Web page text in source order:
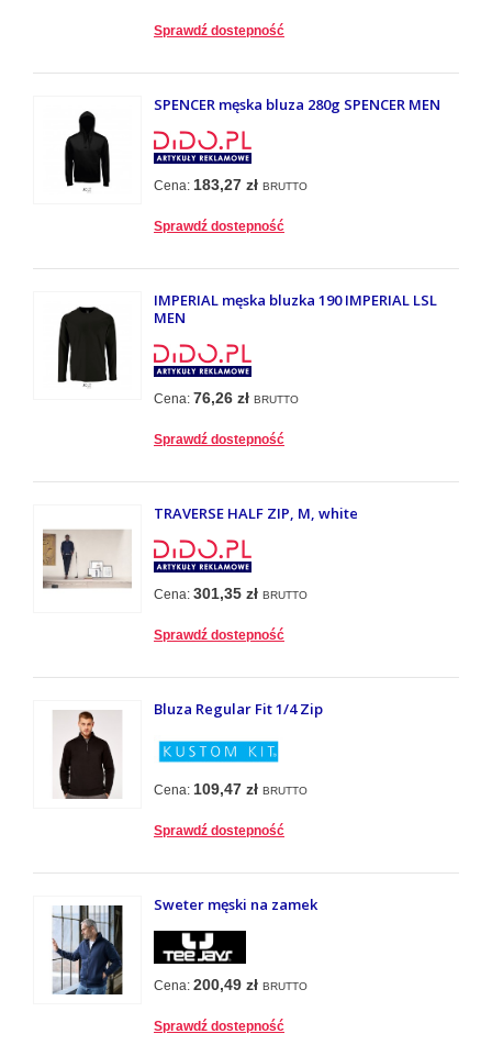
Sprawdź dostepność
SPENCER męska bluza 280g SPENCER MEN
Cena: 183,27 zł BRUTTO
Sprawdź dostepność
IMPERIAL męska bluzka 190 IMPERIAL LSL
MEN
Cena: 76,26 zł BRUTTO
Sprawdź dostepność
TRAVERSE HALF ZIP, M, white
Cena: 301,35 zł BRUTTO
Sprawdź dostepność
Bluza Regular Fit 1/4 Zip
Cena: 109,47 zł BRUTTO
Sprawdź dostepność
Sweter męski na zamek
Cena: 200,49 zł BRUTTO
Sprawdź dostepność